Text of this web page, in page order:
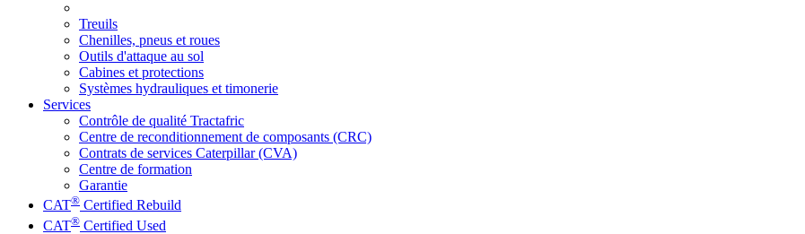
Treuils
Chenilles, pneus et roues
Outils d'attaque au sol
Cabines et protections
Systèmes hydrauliques et timonerie
Services
Contrôle de qualité Tractafric
Centre de reconditionnement de composants (CRC)
Contrats de services Caterpillar (CVA)
Centre de formation
Garantie
CAT® Certified Rebuild
CAT® Certified Used